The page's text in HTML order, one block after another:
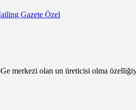
Gazete Özel
merkezi olan un üreticisi olma